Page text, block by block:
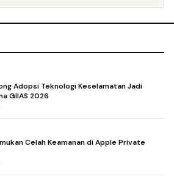
Adopsi Teknologi Keselamatan Jadi
GIIAS 2026
Celah Keamanan di Apple Private